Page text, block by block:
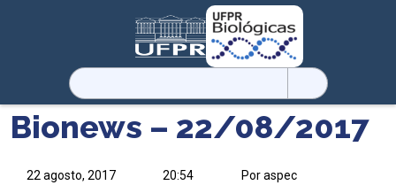
Pesquisar
por:
Bionews – 22/08/2017
22 agosto, 2017 20:54 Por aspec